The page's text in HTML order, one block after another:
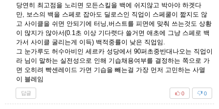
당연히 최고점을 노리면 모든스킬을 백에 쉬지않고 박아야 하겟다
만, 보스의 백을 스페로 잡아도 딜로스인 직업이 스페쿨이 짧지도 않
고 사이클을 쉬면 안되기에 터닝,버스트를 피면에 맞춰 쓰는것도 상황
이 많지가 않아서(0.1초 이상 기다렷다 쓸거면 애초에 그냥 스페로 백
가서 사이클 굴리는게 이득) 백적중률이 낮은 직업임.
그 눈가루도 허수아비인 세르카 성당에서 90퍼초중반대나오는 직업이
라 님이 말하는 실전성으로 인해 기습채용여부를 결정하는 쪽으로 가
면 오히려 빡센레이드 가면 기습을 빼는걸 가장 먼저 고민하는 사멸
이 블레임
답글 0
0